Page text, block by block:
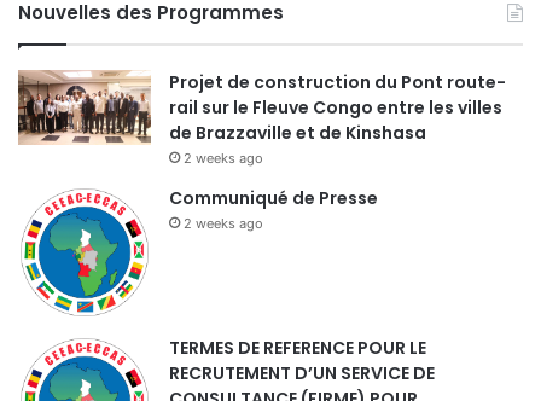
Nouvelles des Programmes
Projet de construction du Pont route-
rail sur le Fleuve Congo entre les villes
de Brazzaville et de Kinshasa
2 weeks ago
Communiqué de Presse
2 weeks ago
TERMES DE REFERENCE POUR LE
RECRUTEMENT D’UN SERVICE DE